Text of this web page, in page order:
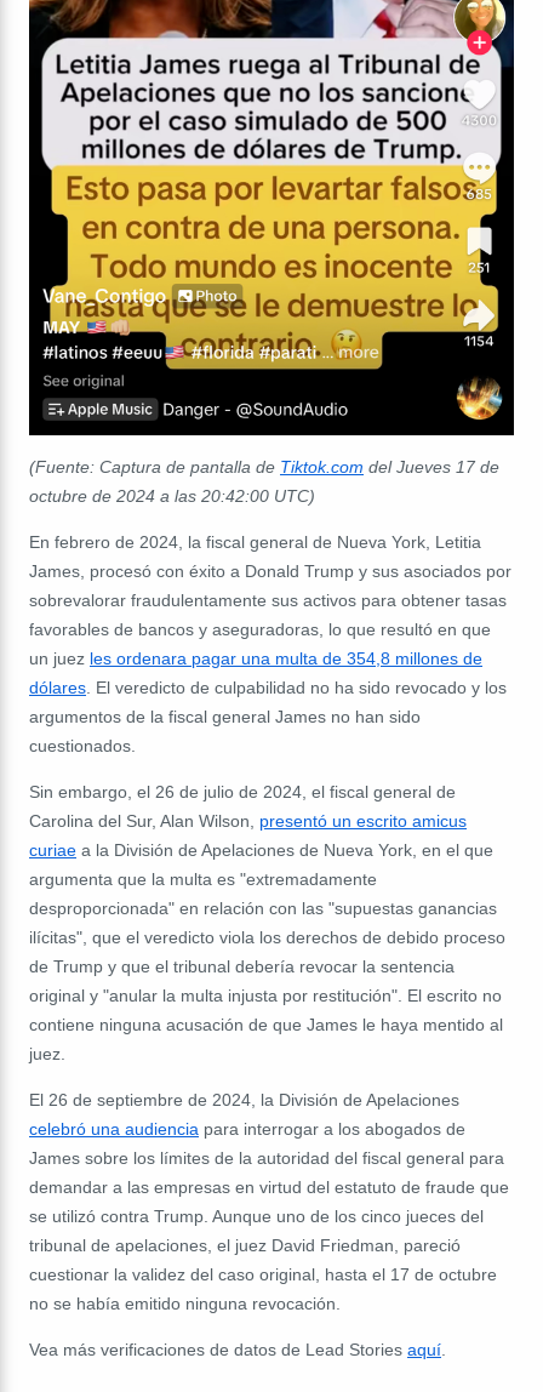
(Fuente: Captura de pantalla de Tiktok.com del Jueves 17 de
octubre de 2024 a las 20:42:00 UTC)
En febrero de 2024, la fiscal general de Nueva York, Letitia
James, procesó con éxito a Donald Trump y sus asociados por
sobrevalorar fraudulentamente sus activos para obtener tasas
favorables de bancos y aseguradoras, lo que resultó en que
un juez les ordenara pagar una multa de 354,8 millones de
dólares. El veredicto de culpabilidad no ha sido revocado y los
argumentos de la fiscal general James no han sido
cuestionados.
Sin embargo, el 26 de julio de 2024, el fiscal general de
Carolina del Sur, Alan Wilson, presentó un escrito amicus
curiae a la División de Apelaciones de Nueva York, en el que
argumenta que la multa es "extremadamente
desproporcionada" en relación con las "supuestas ganancias
ilícitas", que el veredicto viola los derechos de debido proceso
de Trump y que el tribunal debería revocar la sentencia
original y "anular la multa injusta por restitución". El escrito no
contiene ninguna acusación de que James le haya mentido al
juez.
El 26 de septiembre de 2024, la División de Apelaciones
celebró una audiencia para interrogar a los abogados de
James sobre los límites de la autoridad del fiscal general para
demandar a las empresas en virtud del estatuto de fraude que
se utilizó contra Trump. Aunque uno de los cinco jueces del
tribunal de apelaciones, el juez David Friedman, pareció
cuestionar la validez del caso original, hasta el 17 de octubre
no se había emitido ninguna revocación.
Vea más verificaciones de datos de Lead Stories aquí.